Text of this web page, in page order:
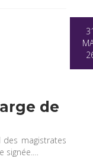
de
des magistrates
signée.…